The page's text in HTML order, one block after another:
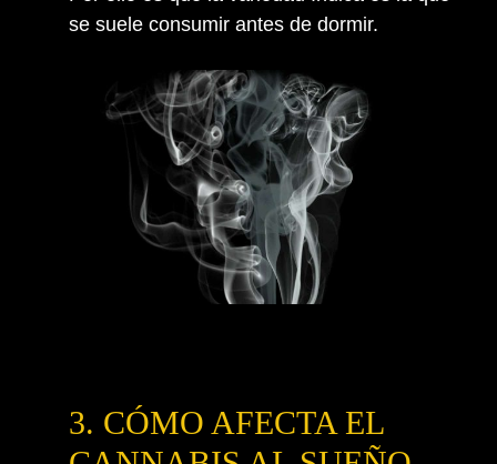
se suele consumir antes de dormir.
3. CÓMO AFECTA EL